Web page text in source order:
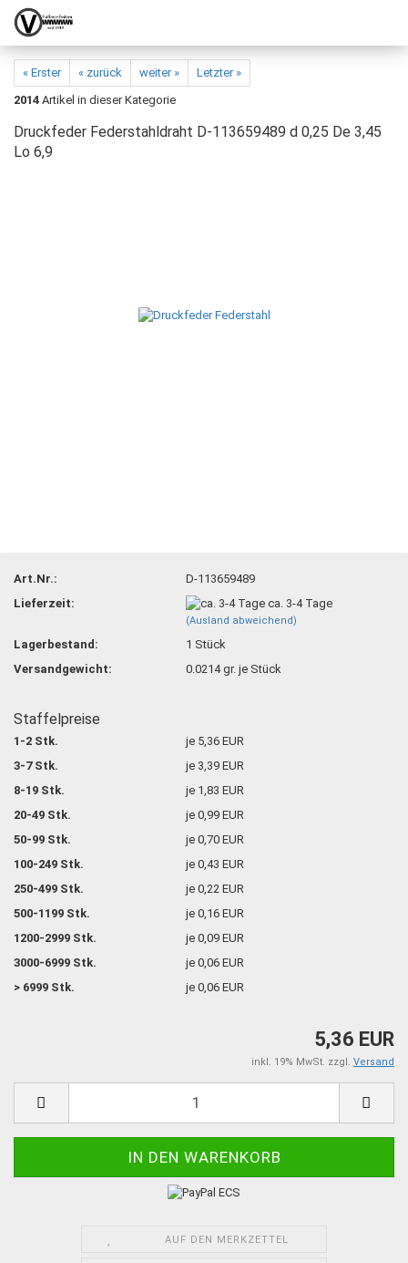
« Erster « zurück weiter »
Letzter »
2014 Artikel in dieser Kategorie
Druckfeder Federstahldraht D-113659489 d 0,25 De 3,45
Lo 6,9
Art.Nr.:
D-113659489
Lieferzeit:
ca. 3-4 Tage
(Ausland abweichend)
Lagerbestand: 1 Stück
Versandgewicht:
0.0214gr. je Stück
Staffelpreise
1-2 Stk.
je 5,36 EUR
3-7 Stk.
je 3,39 EUR
8-19 Stk.
je 1,83 EUR
20-49 Stk.
je 0,99 EUR
50-99 Stk.
je 0,70 EUR
100-249 Stk.
je 0,43 EUR
250-499 Stk.
je 0,22 EUR
500-1199 Stk.
je 0,16 EUR
1200-2999 Stk.
je 0,09 EUR
3000-6999 Stk.
je 0,06 EUR
> 6999 Stk.
je 0,06 EUR
5,36 EUR
inkl. 19% MwSt. zzgl. Versand
AUF DEN MERKZETTEL